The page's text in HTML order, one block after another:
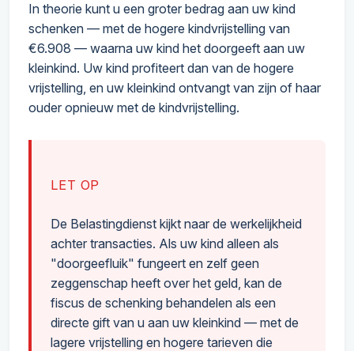
In theorie kunt u een groter bedrag aan uw kind
schenken — met de hogere kindvrijstelling van
€6.908 — waarna uw kind het doorgeeft aan uw
kleinkind. Uw kind profiteert dan van de hogere
vrijstelling, en uw kleinkind ontvangt van zijn of haar
ouder opnieuw met de kindvrijstelling.
LET OP
De Belastingdienst kijkt naar de werkelijkheid
achter transacties. Als uw kind alleen als
"doorgeefluik" fungeert en zelf geen
zeggenschap heeft over het geld, kan de
fiscus de schenking behandelen als een
directe gift van u aan uw kleinkind — met de
lagere vrijstelling en hogere tarieven die